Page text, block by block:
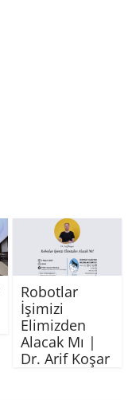
Robotlar
İşimizi
Elimizden
Alacak Mı |
Dr. Arif Koşar